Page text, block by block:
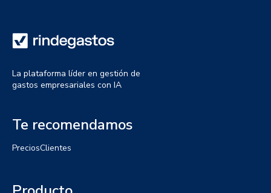
La plataforma líder en gestión de
gastos empresariales con IA
Te recomendamos
PreciosClientes